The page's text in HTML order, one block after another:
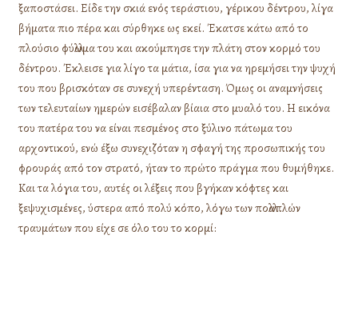
ξαποστάσει. Είδε την σκιά ενός τεράστιου, γέρικου δέντρου, λίγα
βήματα πιο πέρα και σύρθηκε ως εκεί. Έκατσε κάτω από το
πλούσιο φύλλωμα του και ακούμπησε την πλάτη στον κορμό του
δέντρου. Έκλεισε για λίγο τα μάτια, ίσα για να ηρεμήσει την ψυχή
του που βρισκόταν σε συνεχή υπερένταση. Όμως οι αναμνήσεις
των τελευταίων ημερών εισέβαλαν βίαια στο μυαλό του. Η εικόνα
του πατέρα του να είναι πεσμένος στο ξύλινο πάτωμα του
αρχοντικού, ενώ έξω συνεχιζόταν η σφαγή της προσωπικής του
φρουράς από τον στρατό, ήταν το πρώτο πράγμα που θυμήθηκε.
Και τα λόγια του, αυτές οι λέξεις που βγήκαν κόφτες και
ξεψυχισμένες, ύστερα από πολύ κόπο, λόγω των πολλαπλών
τραυμάτων που είχε σε όλο του το κορμί: